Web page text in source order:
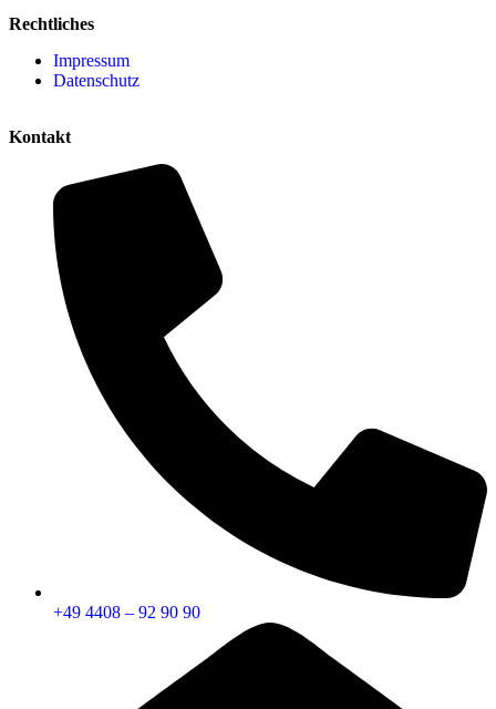
Rechtliches
Impressum
Datenschutz
Kontakt
+49 4408 – 92 90 90